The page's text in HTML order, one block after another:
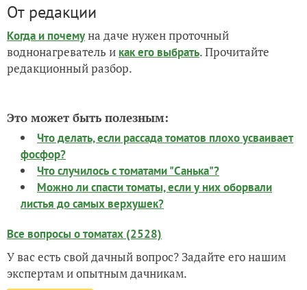
От редакции
Когда и почемуна даче нужен проточный
воднонагреватель и как его выбрать. Прочитайте
редакционный разбор.
Это может быть полезным:
Что делать, если рассада томатов плохо усваивает
фосфор?
Что случилось с томатами "Санька"?
Можно ли спасти томаты, если у них оборвали
листья до самых верхушек?
Все вопросы о томатах (2528)
У вас есть свой дачный вопрос? Задайте его нашим
экспертам и опытным дачникам.